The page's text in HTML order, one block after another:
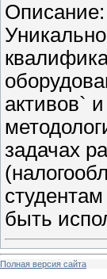
Описание:
активов`
задачах
быть
Полная версия сайта